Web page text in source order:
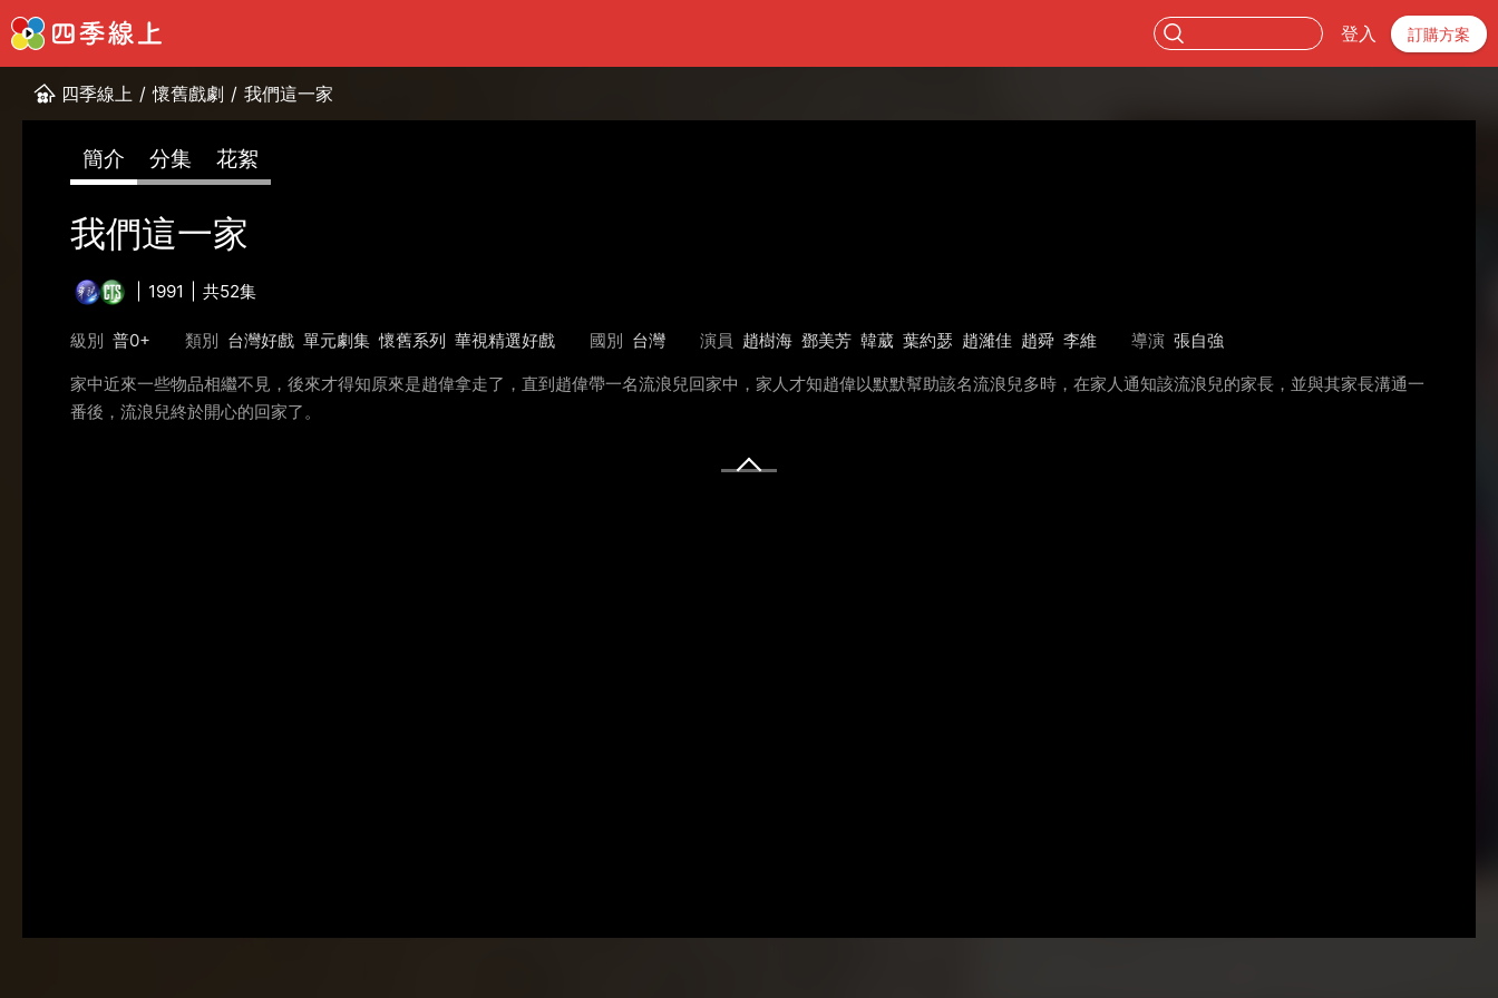
登入 訂購方案
四季線上 / 懷舊戲劇 / 我們這一家
簡介 分集 花絮
我們這一家
1991 共52集
級別 普0+ 類別 台灣好戲 單元劇集 懷舊系列 華視精選好戲 國別 台灣 演員 趙樹海 鄧美芳 韓葳 葉約瑟 趙濰佳 趙舜 李維 導演 張自強
家中近來一些物品相繼不見，後來才得知原來是趙偉拿走了，直到趙偉帶一名流浪兒回家中，家人才知趙偉以默默幫助該名流浪兒多時，在家人通知該流浪兒的家長，並與其家長溝通一
番後，流浪兒終於開心的回家了。